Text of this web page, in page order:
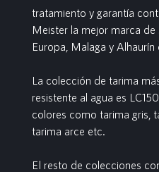
tratamiento y garantía
Meister la mejor marca de
Europa, Malaga y
La colección de tarima
resistente al agua es
colores como tarima gris,
tarima arce etc.
El resto de colecciones